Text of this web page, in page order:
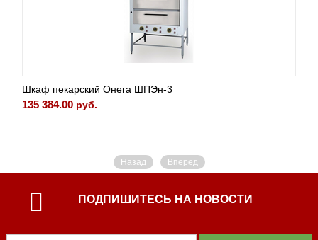
Шкаф пекарский Онега ШПЭн-3
135 384.00 руб.
Назад Вперед
ПОДПИШИТЕСЬ НА НОВОСТИ